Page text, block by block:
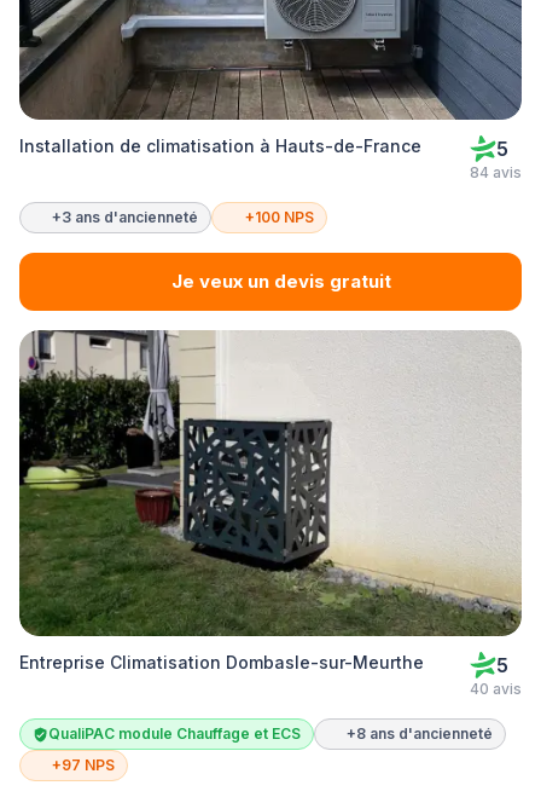
Installation de climatisation à Hauts-de-France 5
84 avis
+3 ans d'ancienneté +100 NPS
Je veux un devis gratuit
Entreprise Climatisation Dombasle-sur-Meurthe 5
40 avis
QualiPAC module Chauffage et ECS
+8 ans d'ancienneté
+97 NPS